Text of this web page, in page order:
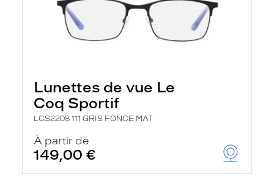
Lunettes de vue Le
Coq Sportif
LCS2208 111 GRIS FONCE MAT
À partir de
149,00 €